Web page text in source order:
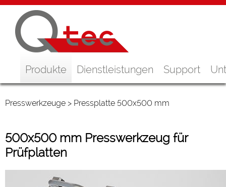
Produkte Dienstleistungen Support
Presswerkzeuge > Pressplatte 500x500 mm
500x500 mm Presswerkzeug für
Prüfplatten